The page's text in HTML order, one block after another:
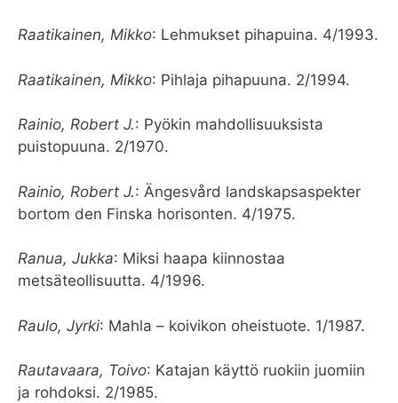
Raatikainen, Mikko: Lehmukset pihapuina. 4/1993.
Raatikainen, Mikko: Pihlaja pihapuuna. 2/1994.
Rainio, Robert J.: Pyökin mahdollisuuksista
puistopuuna. 2/1970.
Rainio, Robert J.: Ängesvård landskapsaspekter
bortom den Finska horisonten. 4/1975.
Ranua, Jukka: Miksi haapa kiinnostaa
metsäteollisuutta. 4/1996.
Raulo, Jyrki: Mahla – koivikon oheistuote. 1/1987.
Rautavaara, Toivo: Katajan käyttö ruokiin juomiin
ja rohdoksi. 2/1985.